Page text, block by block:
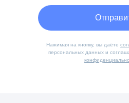
Нажимая на кнопку, вы даёте
персональных данных и